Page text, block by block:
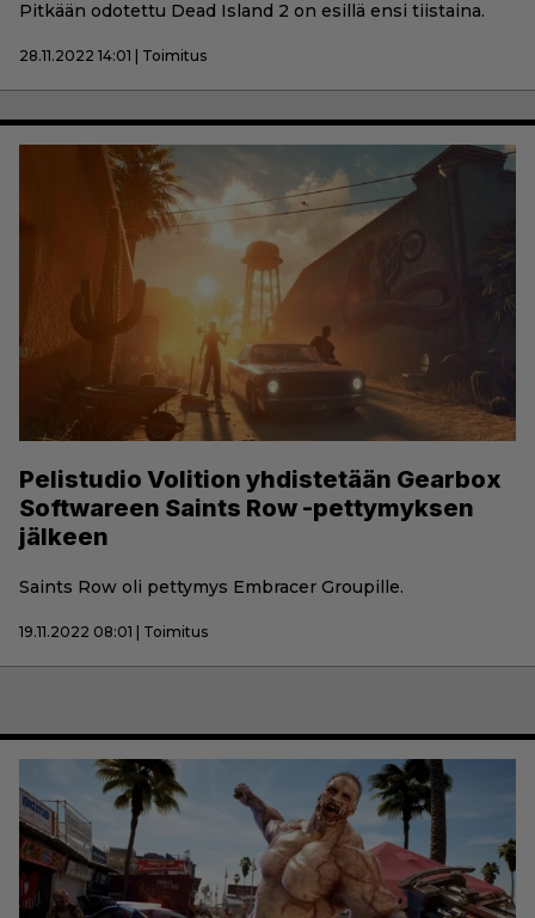
Pitkään odotettu Dead Island 2 on esillä ensi tiistaina.
28.11.2022 14:01 | Toimitus
Pelistudio Volition yhdistetään Gearbox
Softwareen Saints Row -pettymyksen
jälkeen
Saints Row oli pettymys Embracer Groupille.
19.11.2022 08:01 | Toimitus